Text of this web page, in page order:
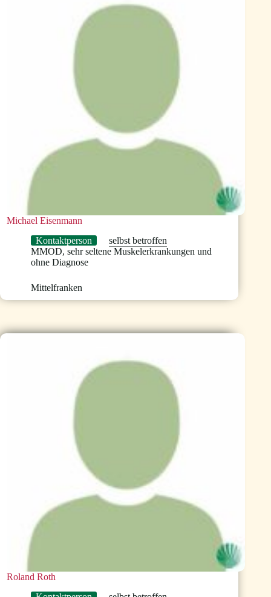
Michael Eisenmann
Kontaktperson
selbst betroffen
MMOD, sehr seltene Muskelerkrankungen und
ohne Diagnose
Mittelfranken
Roland Roth